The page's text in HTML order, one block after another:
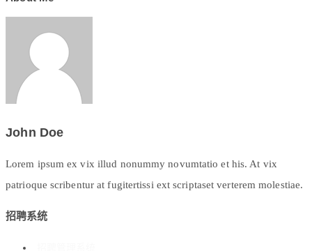
John Doe
Lorem ipsum ex vix illud nonummy novumtatio et his. At vix
patrioque scribentur at fugitertissi ext scriptaset verterem molestiae.
招聘系统